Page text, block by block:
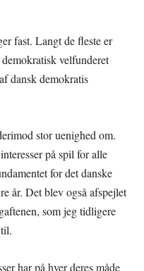
fast. Langt de fleste er
velfunderet
dansk demokratis
stor uenighed om.
på spil for alle
for det danske
år. Det blev også afspejlet
som jeg tidligere
har på hver deres måde